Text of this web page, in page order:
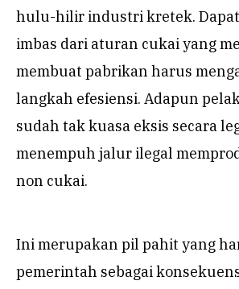
hulu-hilir industri kretek.
imbas dari aturan cukai yang
membuat pabrikan harus
langkah efesiensi. Adapun
sudah tak kuasa eksis secara
menempuh jalur ilegal
non cukai.
Ini merupakan pil pahit yang
pemerintah sebagai